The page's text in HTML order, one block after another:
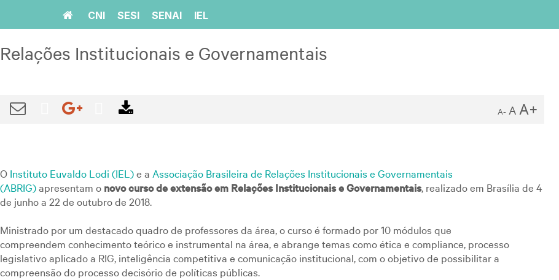
Home CNI SESI SENAI IEL
Relações Institucionais e Governamentais
A- A A+
O Instituto Euvaldo Lodi (IEL)e a Associação Brasileira de Relações Institucionais e Governamentais
(ABRIG)apresentam o novo curso de extensão em Relações Institucionais e Governamentais, realizado em Brasília de 4
de junho a 22 de outubro de 2018.
Ministrado por um destacado quadro de professores da área, o curso é formado por 10 módulos que
compreendem conhecimento teórico e instrumental na área, e abrange temas como ética e compliance, processo
legislativo aplicado a RIG, inteligência competitiva e comunicação institucional, com o objetivo de possibilitar a
compreensão do processo decisório de políticas públicas.